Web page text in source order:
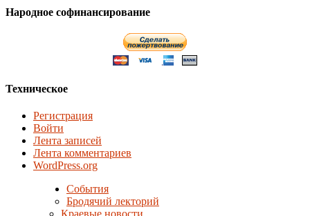
Народное софинансирование
Техническое
Регистрация
Войти
Лента записей
Лента комментариев
WordPress.org
События
Бродячий лекторий